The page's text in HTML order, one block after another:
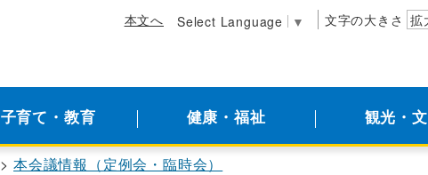
本文へ Select Language ▼ 文字の大きさ 拡
子育て・教育 健康・福祉 観光・
本会議情報（定例会・臨時会）